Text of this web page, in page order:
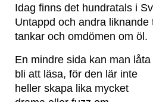
Idag finns det hundratals i
Untappd och andra
tankar och omdömen om öl.
En mindre sida kan man låta
bli att läsa, för den lär inte
heller skapa lika mycket